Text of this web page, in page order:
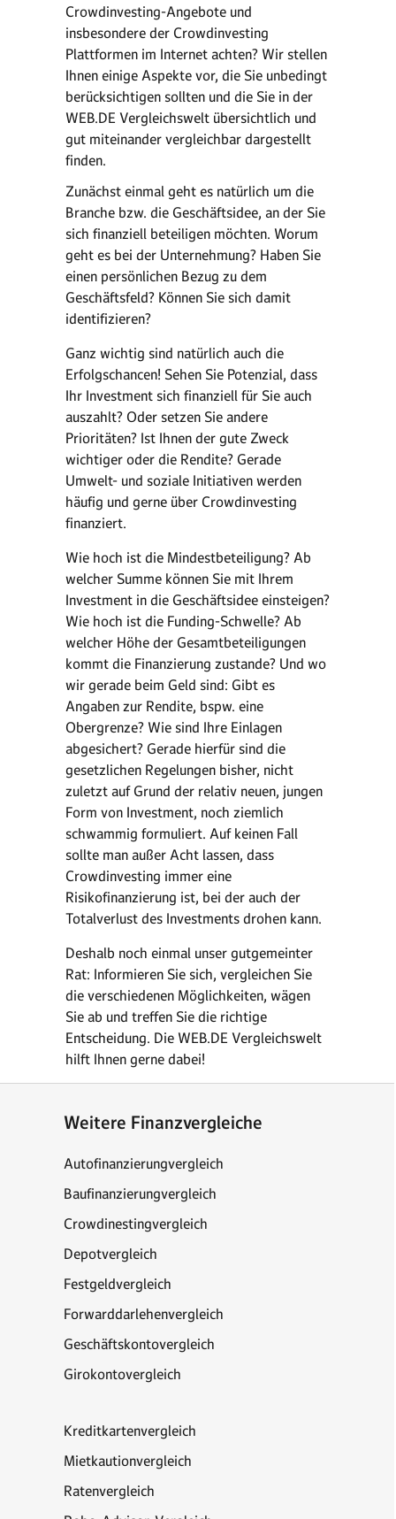
Crowdinvesting-Angebote und
insbesondere der Crowdinvesting
Plattformen im Internet achten? Wir stellen
Ihnen einige Aspekte vor, die Sie unbedingt
berücksichtigen sollten und die Sie in der
WEB.DE Vergleichswelt übersichtlich und
gut miteinander vergleichbar dargestellt
finden.
Zunächst einmal geht es natürlich um die
Branche bzw. die Geschäftsidee, an der Sie
sich finanziell beteiligen möchten. Worum
geht es bei der Unternehmung? Haben Sie
einen persönlichen Bezug zu dem
Geschäftsfeld? Können Sie sich damit
identifizieren?
Ganz wichtig sind natürlich auch die
Erfolgschancen! Sehen Sie Potenzial, dass
Ihr Investment sich finanziell für Sie auch
auszahlt? Oder setzen Sie andere
Prioritäten? Ist Ihnen der gute Zweck
wichtiger oder die Rendite? Gerade
Umwelt- und soziale Initiativen werden
häufig und gerne über Crowdinvesting
finanziert.
Wie hoch ist die Mindestbeteiligung? Ab
welcher Summe können Sie mit Ihrem
Investment in die Geschäftsidee einsteigen?
Wie hoch ist die Funding-Schwelle? Ab
welcher Höhe der Gesamtbeteiligungen
kommt die Finanzierung zustande? Und wo
wir gerade beim Geld sind: Gibt es
Angaben zur Rendite, bspw. eine
Obergrenze? Wie sind Ihre Einlagen
abgesichert? Gerade hierfür sind die
gesetzlichen Regelungen bisher, nicht
zuletzt auf Grund der relativ neuen, jungen
Form von Investment, noch ziemlich
schwammig formuliert. Auf keinen Fall
sollte man außer Acht lassen, dass
Crowdinvesting immer eine
Risikofinanzierung ist, bei der auch der
Totalverlust des Investments drohen kann.
Deshalb noch einmal unser gutgemeinter
Rat: Informieren Sie sich, vergleichen Sie
die verschiedenen Möglichkeiten, wägen
Sie ab und treffen Sie die richtige
Entscheidung. Die WEB.DE Vergleichswelt
hilft Ihnen gerne dabei!
Weitere Finanzvergleiche
Autofinanzierungvergleich
Baufinanzierungvergleich
Crowdinestingvergleich
Depotvergleich
Festgeldvergleich
Forwarddarlehenvergleich
Geschäftskontovergleich
Girokontovergleich
Kreditkartenvergleich
Mietkautionvergleich
Ratenvergleich